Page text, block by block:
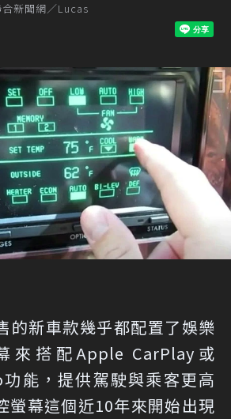
新聞網／Lucas
的新車款幾乎都配置了娛樂
來搭配Apple CarPlay或
能，提供駕駛與乘客更高
螢幕這個近10年來開始出現